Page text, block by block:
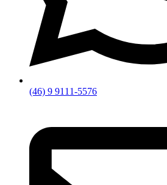
(46) 9 9111-5576